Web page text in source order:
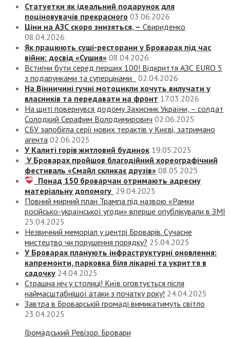
Статуетки як ідеальний подарунок для
поціновувачів прекрасного 03.06.2026
Ціни на АЗС скоро знизяться, – Свириденко
08.04.2026
Як працюють суші-ресторани у Броварах під час
війни: досвід «Сушия» 08.04.2026
Встигни бути серед перших 100! Відкриття АЗС EURO 5
з подарунками та суперцінами
02.04.2026
На Вінничині гучні мотоцикли хочуть вилучати у
власників та передавати на фронт 17.03.2026
На щиті повернувся додому Захисник України, – солдат
Солодкий Серафим Володимирович 02.06.2025
СБУ запобігла серії нових терактів у Києві, затримано
агента 02.06.2025
У Калиті горів житловий будинок 19.05.2025
У Броварах пройшов благодійний хореографічний
фестиваль «Смайл скликає друзів» 08.05.2025
Понад 150 броварчан отримають адресну
матеріальну допомогу 29.04.2025
Повний мирний план Трампа під назвою «‎Рамки
російсько-української угоди» вперше опублікували в ЗМІ
25.04.2025
Незвичний меморіал у центрі Броварів. Сучасне
мистецтво чи порушення порядку? 25.04.2025
У Броварах планують інфраструктурні оновлення:
капремонти, парковка біля лікарні та укриття в
садочку 24.04.2025
Страшна ніч у столиці! Київ оговтується після
наймасштабнішої атаки з початку року! 24.04.2025
Завтра в Броварській громаді вимикатимуть світло
23.04.2025
Громадський Ревізор. Бровари